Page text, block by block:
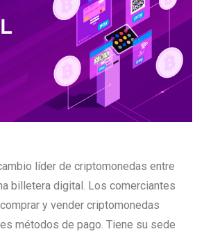
líder de criptomonedas entre
billetera digital. Los comerciantes
y vender criptomonedas
métodos de pago. Tiene su sede